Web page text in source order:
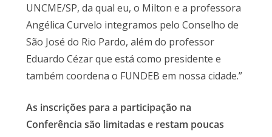
UNCME/SP, da qual eu, o Milton e a professora
Angélica Curvelo integramos pelo Conselho de
São José do Rio Pardo, além do professor
Eduardo Cézar que está como presidente e
também coordena o FUNDEB em nossa cidade.”
As inscrições para a participação na
Conferência são limitadas e restam poucas